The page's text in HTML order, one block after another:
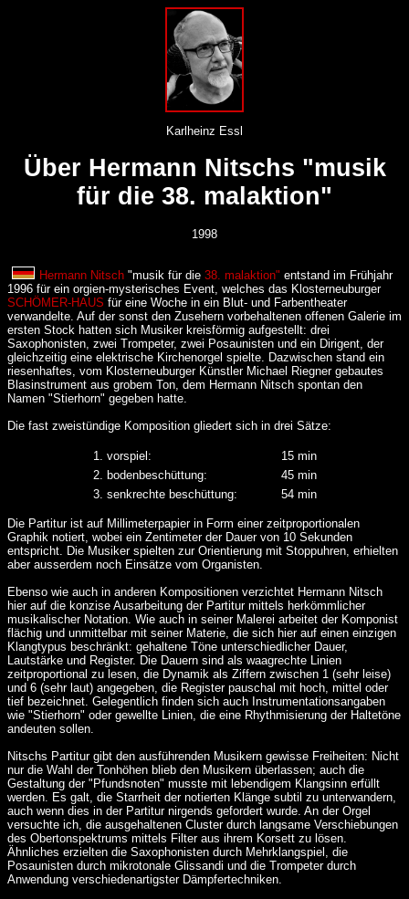
Karlheinz Essl
Über Hermann Nitschs "musik
für die 38. malaktion"
1998
Hermann Nitsch "musik für die 38. malaktion" entstand im Frühjahr
1996 für ein orgien-mysterisches Event, welches das Klosterneuburger
SCHÖMER-HAUS für eine Woche in ein Blut- und Farbentheater
verwandelte. Auf der sonst den Zusehern vorbehaltenen offenen Galerie im
ersten Stock hatten sich Musiker kreisförmig aufgestellt: drei
Saxophonisten, zwei Trompeter, zwei Posaunisten und ein Dirigent, der
gleichzeitig eine elektrische Kirchenorgel spielte. Dazwischen stand ein
riesenhaftes, vom Klosterneuburger Künstler Michael Riegner gebautes
Blasinstrument aus grobem Ton, dem Hermann Nitsch spontan den
Namen "Stierhorn" gegeben hatte.
Die fast zweistündige Komposition gliedert sich in drei Sätze:
1. vorspiel:
15 min
2. bodenbeschüttung:
45 min
3. senkrechte beschüttung:
54 min
Die Partitur ist auf Millimeterpapier in Form einer zeitproportionalen
Graphik notiert, wobei ein Zentimeter der Dauer von 10 Sekunden
entspricht. Die Musiker spielten zur Orientierung mit Stoppuhren, erhielten
aber ausserdem noch Einsätze vom Organisten.
Ebenso wie auch in anderen Kompositionen verzichtet Hermann Nitsch
hier auf die konzise Ausarbeitung der Partitur mittels herkömmlicher
musikalischer Notation. Wie auch in seiner Malerei arbeitet der Komponist
flächig und unmittelbar mit seiner Materie, die sich hier auf einen einzigen
Klangtypus beschränkt: gehaltene Töne unterschiedlicher Dauer,
Lautstärke und Register. Die Dauern sind als waagrechte Linien
zeitproportional zu lesen, die Dynamik als Ziffern zwischen 1 (sehr leise)
und 6 (sehr laut) angegeben, die Register pauschal mit hoch, mittel oder
tief bezeichnet. Gelegentlich finden sich auch Instrumentationsangaben
wie "Stierhorn" oder gewellte Linien, die eine Rhythmisierung der Haltetöne
andeuten sollen.
Nitschs Partitur gibt den ausführenden Musikern gewisse Freiheiten: Nicht
nur die Wahl der Tonhöhen blieb den Musikern überlassen; auch die
Gestaltung der "Pfundsnoten" musste mit lebendigem Klangsinn erfüllt
werden. Es galt, die Starrheit der notierten Klänge subtil zu unterwandern,
auch wenn dies in der Partitur nirgends gefordert wurde. An der Orgel
versuchte ich, die ausgehaltenen Cluster durch langsame Verschiebungen
des Obertonspektrums mittels Filter aus ihrem Korsett zu lösen.
Ähnliches erzielten die Saxophonisten durch Mehrklangspiel, die
Posaunisten durch mikrotonale Glissandi und die Trompeter durch
Anwendung verschiedenartigster Dämpfertechniken.